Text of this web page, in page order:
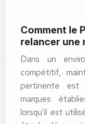
Comment le
relancer une
Dans un
compétitif,
pertinente
marques
lorsqu’il est